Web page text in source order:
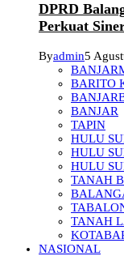
DPRD
Perkuat
Byadmin5
BARITO
BANJAR
TAPIN
HULU
HULU
HULU
TANAH
TANAH
NASIONAL